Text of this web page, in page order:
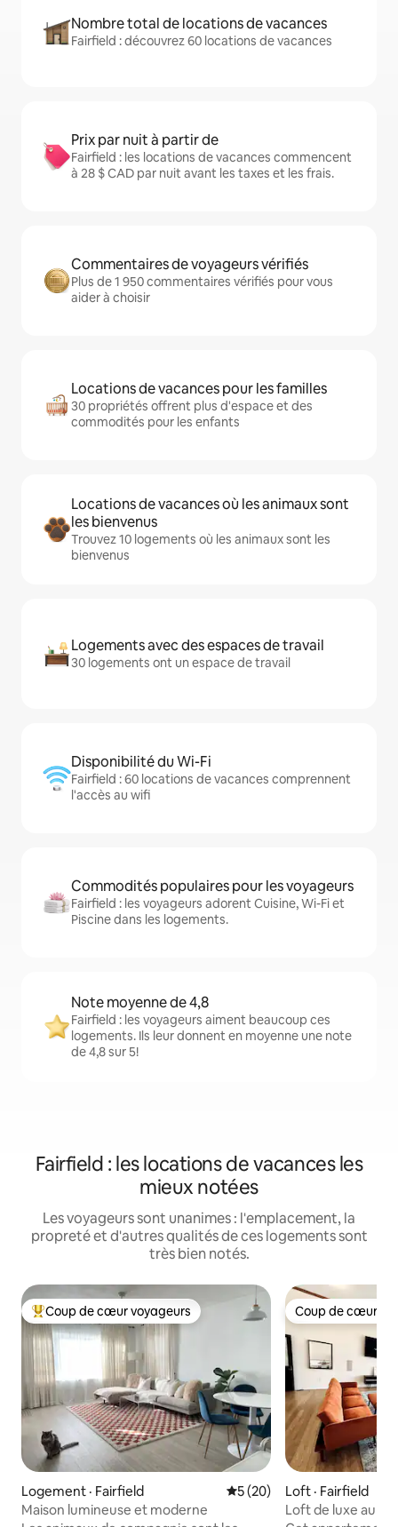
Nombre total de locations de vacances
Fairfield : découvrez 60 locations de vacances
Prix par nuit à partir de
Fairfield : les locations de vacances commencent
à 28 $ CAD par nuit avant les taxes et les frais.
Commentaires de voyageurs vérifiés
Plus de 1 950 commentaires vérifiés pour vous
aider à choisir
Locations de vacances pour les familles
30 propriétés offrent plus d'espace et des
commodités pour les enfants
Locations de vacances où les animaux sont
les bienvenus
Trouvez 10 logements où les animaux sont les
bienvenus
Logements avec des espaces de travail
30 logements ont un espace de travail
Disponibilité du Wi-Fi
Fairfield : 60 locations de vacances comprennent
l'accès au wifi
Commodités populaires pour les voyageurs
Fairfield : les voyageurs adorent Cuisine, Wi-Fi et
Piscine dans les logements.
Note moyenne de 4,8
Fairfield : les voyageurs aiment beaucoup ces
logements. Ils leur donnent en moyenne une note
de 4,8 sur 5!
Fairfield : les locations de vacances les
mieux notées
Les voyageurs sont unanimes : l'emplacement, la
propreté et d'autres qualités de ces logements sont
très bien notés.
Coup de cœur voyageurs parmi les plus aimés
Coup de cœur voyageurs
Logement · Fairfield Note moyenne de 5 sur 5,
5 (20)
Maison lumineuse et moderne
Coup de cœur
Coup de cœur
Loft · Fairfield
Loft de luxe au